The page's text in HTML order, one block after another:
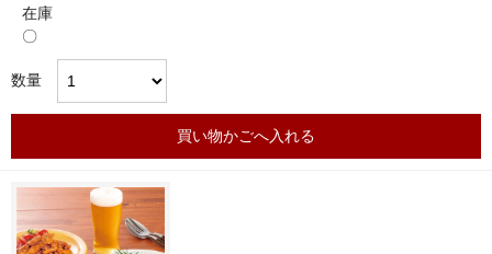
在庫
〇
数量
買い物かごへ入れる